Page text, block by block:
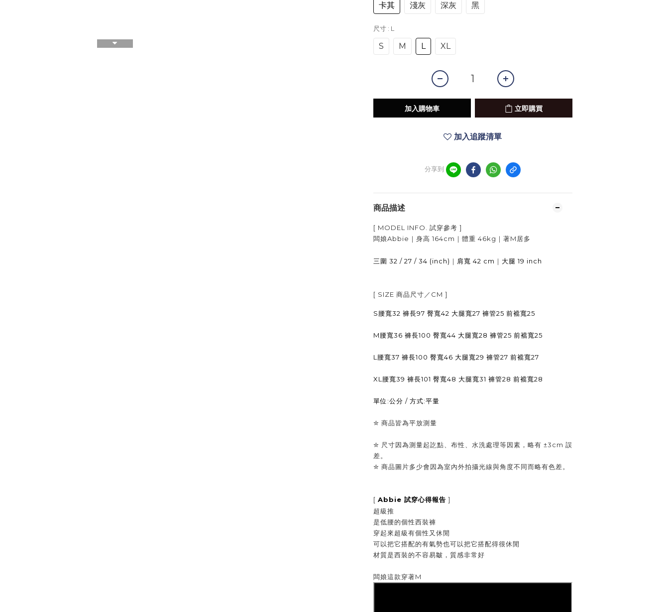
卡其 淺灰 深灰 黑
尺寸 : L
S M L XL
加入購物車 立即購買
加入追蹤清單
分享到
商品描述
[ MODEL INFO. 試穿參考 ]
闆娘Abbie｜身高 164cm ｜體重 46kg ｜著M居多
三圍 32 / 27 / 34 (inch) ｜ 肩寬 42 cm ｜ 大腿 19 inch
[ SIZE 商品尺寸／ CM ]
S腰寬32 褲長97 臀寬42 大腿寬27 褲管25 前襠寬25
M腰寬36 褲長100 臀寬44 大腿寬28 褲管25 前襠寬25
L腰寬37 褲長100 臀寬46 大腿寬29 褲管27 前襠寬27
XL腰寬39 褲長101 臀寬48 大腿寬31 褲管28 前襠寬28
單位:公分 / 方式:平量
✮ 商品皆為平放測量
✮ 尺寸因為測量起訖點、布性、水洗處理等因素，略有 ±3cm 誤
差。
✮ 商品圖片多少會因為室內外拍攝光線與角度不同而略有色差。
[ Abbie 試穿心得報告 ]
超級推
是低腰的個性西裝褲
穿起來超級有個性又休閒
可以把它搭配的有氣勢也可以把它搭配得很休閒
材質是西裝的不容易皺，質感非常好
闆娘這款穿著M